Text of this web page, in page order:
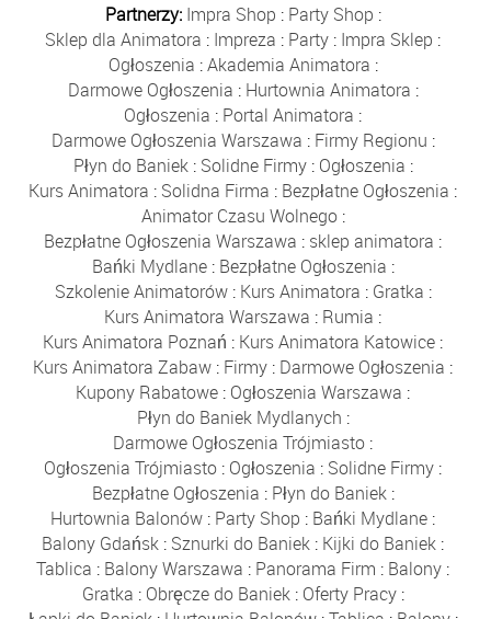
Partnerzy: Impra Shop : Party Shop :
Sklep dla Animatora : Impreza : Party : Impra Sklep :
Ogłoszenia :Akademia Animatora :
Darmowe Ogłoszenia : Hurtownia Animatora :
Ogłoszenia : Portal Animatora :
Darmowe Ogłoszenia Warszawa : Firmy Regionu :
Płyn do Baniek: Solidne Firmy: Ogłoszenia :
Kurs Animatora : Solidna Firma : Bezpłatne Ogłoszenia :
Animator Czasu Wolnego:
Bezpłatne Ogłoszenia Warszawa : sklep animatora :
Bańki Mydlane: Bezpłatne Ogłoszenia :
Szkolenie Animatorów: Kurs Animatora : Gratka :
Kurs Animatora Warszawa : Rumia :
Kurs Animatora Poznań : Kurs Animatora Katowice :
Kurs Animatora Zabaw : Firmy : Darmowe Ogłoszenia :
Kupony Rabatowe : Ogłoszenia Warszawa :
Płyn do Baniek Mydlanych :
Darmowe Ogłoszenia Trójmiasto :
Ogłoszenia Trójmiasto : Ogłoszenia : Solidne Firmy :
Bezpłatne Ogłoszenia : Płyn do Baniek:
Hurtownia Balonów : Party Shop : Bańki Mydlane :
Balony Gdańsk : Sznurki do Baniek : Kijki do Baniek :
Tablica : Balony Warszawa : Panorama Firm : Balony :
Gratka : Obręcze do Baniek: Oferty Pracy: